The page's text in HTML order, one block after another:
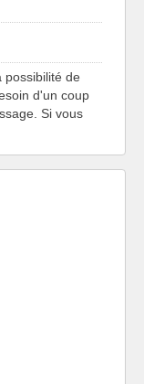
possibilité de
d'un coup
Si vous